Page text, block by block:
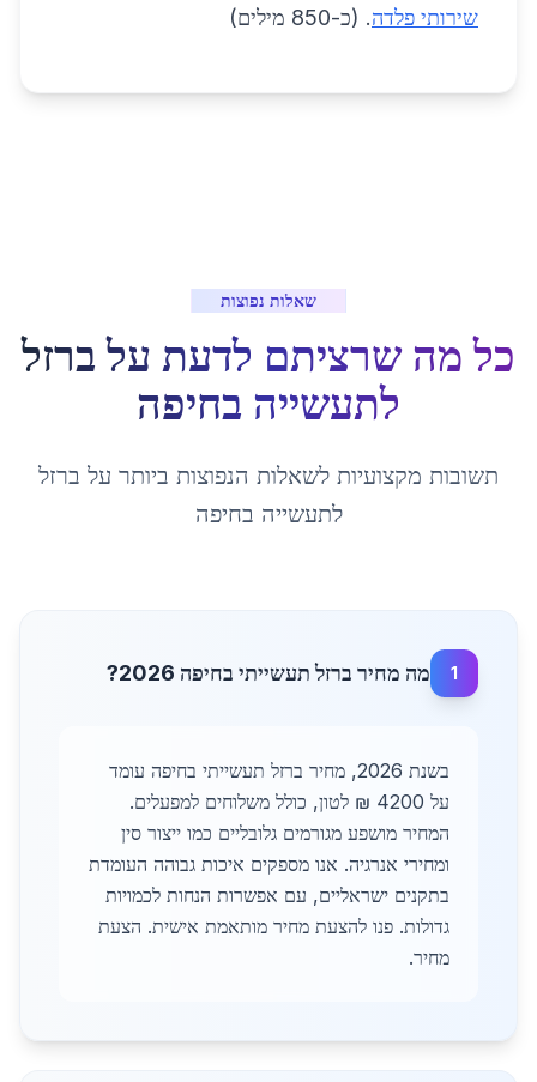
שירותי פלדה. (כ-850 מילים)
שאלות נפוצות
כל מה שרציתם לדעת על ברזל
לתעשייה בחיפה
תשובות מקצועיות לשאלות הנפוצות ביותר על ברזל
לתעשייה בחיפה
1 מה מחיר ברזל תעשייתי בחיפה 2026?
בשנת 2026, מחיר ברזל תעשייתי בחיפה עומד
על 4200 ₪ לטון, כולל משלוחים למפעלים.
המחיר מושפע מגורמים גלובליים כמו ייצור סין
ומחירי אנרגיה. אנו מספקים איכות גבוהה העומדת
בתקנים ישראליים, עם אפשרות הנחות לכמויות
גדולות. פנו להצעת מחיר מותאמת אישית. הצעת
מחיר.